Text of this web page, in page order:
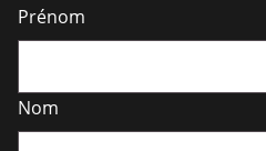
Prénom
Nom